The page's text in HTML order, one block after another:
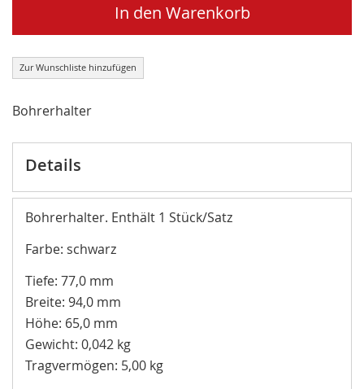
In den Warenkorb
Zur Wunschliste hinzufügen
Bohrerhalter
Details
Bohrerhalter. Enthält 1 Stück/Satz
Farbe: schwarz
Tiefe: 77,0 mm
Breite: 94,0 mm
Höhe: 65,0 mm
Gewicht: 0,042 kg
Tragvermögen: 5,00 kg